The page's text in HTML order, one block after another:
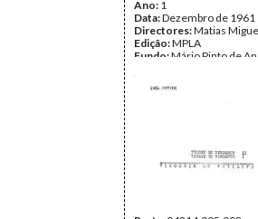
Ano: 1
Data:Dezembro de 1961
Directores:Matias
Edição:MPLA
Fundo:Mário Pinto de